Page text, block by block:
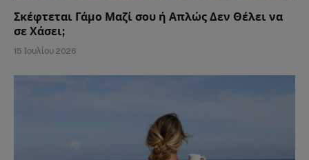
Σκέφτεται Γάμο Μαζί σου ή Απλώς Δεν Θέλει να
σε Χάσει;
15 Ιουλίου 2026